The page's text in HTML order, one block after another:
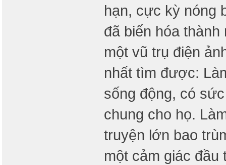
hạn, cực kỳ nóng
đã biến hóa
một vũ trụ điện
nhất tìm được:
sống động, có
chung cho họ.
truyện lớn bao
một cảm giác